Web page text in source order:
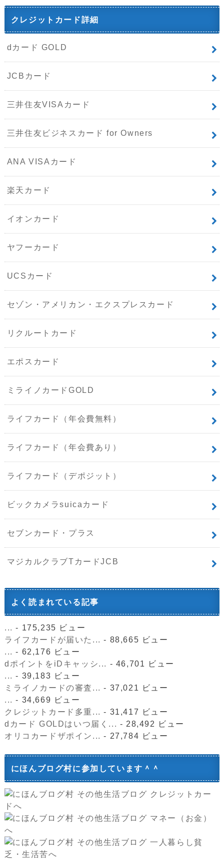
クレジットカード詳細
dカード GOLD
JCBカード
三井住友VISAカード
三井住友ビジネスカード for Owners
ANA VISAカード
楽天カード
イオンカード
ヤフーカード
UCSカード
セゾン・アメリカン・エクスプレスカード
リクルートカード
エポスカード
ミライノカードGOLD
ライフカード（年会費無料）
ライフカード（年会費あり）
ライフカード（デポジット）
ビックカメラsuicaカード
セブンカード・プラス
マジカルクラブTカードJCB
よく読まれている記事
... - 175,235 ビュー
ライフカードが届いた... - 88,665 ビュー
... - 62,176 ビュー
dポイントをiDキャッシ... - 46,701 ビュー
... - 39,183 ビュー
ミライノカードの審査... - 37,021 ビュー
... - 34,669 ビュー
クレジットカード多重... - 31,417 ビュー
dカード GOLDはいつ届く... - 28,492 ビュー
オリコカードザポイン... - 27,784 ビュー
にほんブログ村に参加しています＾＾